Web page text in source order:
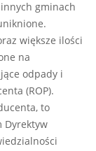
gminach
większe ilości
na
odpady i
(ROP).
to
Dyrektyw